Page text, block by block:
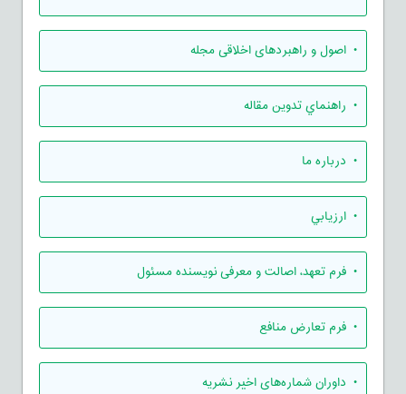
• اصول و راهبردهای اخلاقی مجله
• راهنماي تدوين مقاله
• درباره ما
• ارزيابي
• فرم تعهد، اصالت و معرفی نویسنده مسئول
• فرم تعارض منافع
• داوران شماره‌های اخیر نشریه